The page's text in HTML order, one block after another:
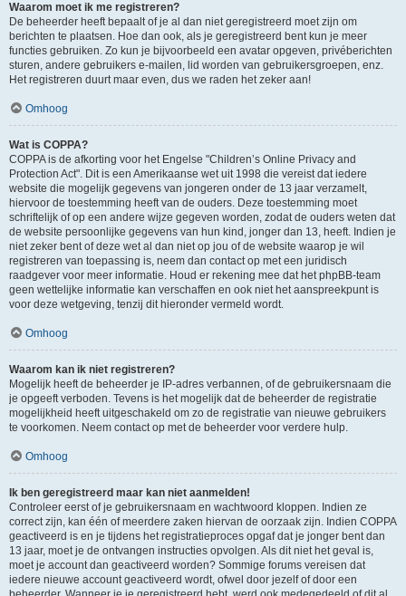
Waarom moet ik me registreren?
De beheerder heeft bepaalt of je al dan niet geregistreerd moet zijn om
berichten te plaatsen. Hoe dan ook, als je geregistreerd bent kun je meer
functies gebruiken. Zo kun je bijvoorbeeld een avatar opgeven, privéberichten
sturen, andere gebruikers e-mailen, lid worden van gebruikersgroepen, enz.
Het registreren duurt maar even, dus we raden het zeker aan!
Omhoog
Wat is COPPA?
COPPA is de afkorting voor het Engelse "Children’s Online Privacy and
Protection Act". Dit is een Amerikaanse wet uit 1998 die vereist dat iedere
website die mogelijk gegevens van jongeren onder de 13 jaar verzamelt,
hiervoor de toestemming heeft van de ouders. Deze toestemming moet
schriftelijk of op een andere wijze gegeven worden, zodat de ouders weten dat
de website persoonlijke gegevens van hun kind, jonger dan 13, heeft. Indien je
niet zeker bent of deze wet al dan niet op jou of de website waarop je wil
registreren van toepassing is, neem dan contact op met een juridisch
raadgever voor meer informatie. Houd er rekening mee dat het phpBB-team
geen wettelijke informatie kan verschaffen en ook niet het aanspreekpunt is
voor deze wetgeving, tenzij dit hieronder vermeld wordt.
Omhoog
Waarom kan ik niet registreren?
Mogelijk heeft de beheerder je IP-adres verbannen, of de gebruikersnaam die
je opgeeft verboden. Tevens is het mogelijk dat de beheerder de registratie
mogelijkheid heeft uitgeschakeld om zo de registratie van nieuwe gebruikers
te voorkomen. Neem contact op met de beheerder voor verdere hulp.
Omhoog
Ik ben geregistreerd maar kan niet aanmelden!
Controleer eerst of je gebruikersnaam en wachtwoord kloppen. Indien ze
correct zijn, kan één of meerdere zaken hiervan de oorzaak zijn. Indien COPPA
geactiveerd is en je tijdens het registratieproces opgaf dat je jonger bent dan
13 jaar, moet je de ontvangen instructies opvolgen. Als dit niet het geval is,
moet je account dan geactiveerd worden? Sommige forums vereisen dat
iedere nieuwe account geactiveerd wordt, ofwel door jezelf of door een